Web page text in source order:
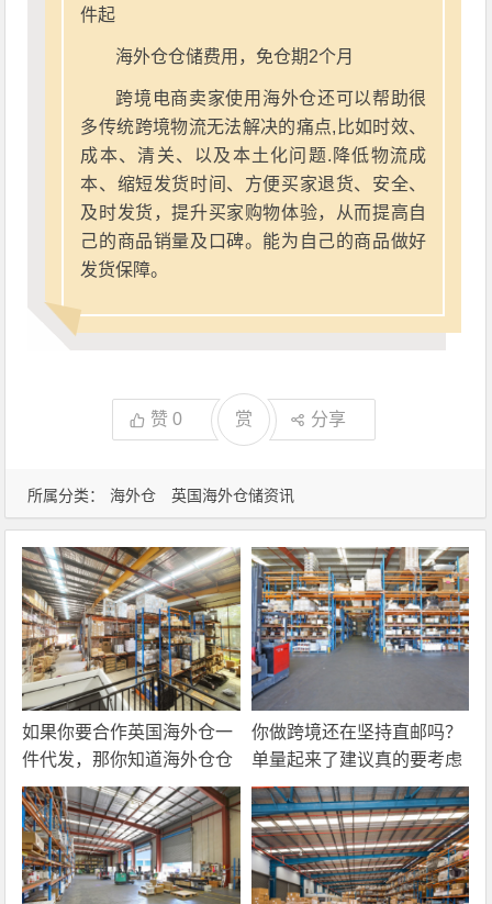
所属分类： 海外仓 英国海外仓储资讯
件起
海外仓仓储费用，免仓期2个月
跨境电商卖家使用海外仓还可以帮助很
多传统跨境物流无法解决的痛点,比如时效、
成本、清关、以及本土化问题.降低物流成
本、缩短发货时间、方便买家退货、安全、
及时发货，提升买家购物体验，从而提高自
己的商品销量及口碑。能为自己的商品做好
发货保障。
赞0 赏 分享
如果你要合作英国海外仓一
件代发，那你知道海外仓仓
储费应该怎么算吗？
你做跨境还在坚持直邮吗？
单量起来了建议真的要考虑
一下海外仓一件代发